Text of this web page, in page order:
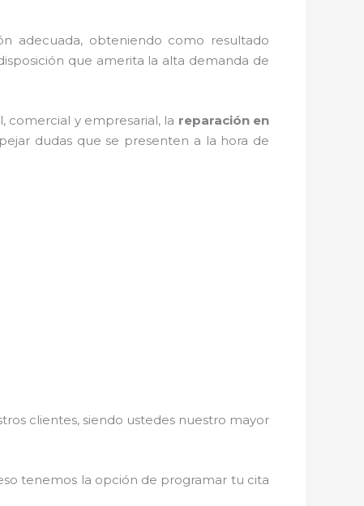
adecuada, obteniendo como resultado
que amerita la alta demanda de
comercial y empresarial, la reparación en
dudas que se presenten a la hora de
clientes, siendo ustedes nuestro mayor
tenemos la opción de programar tu cita